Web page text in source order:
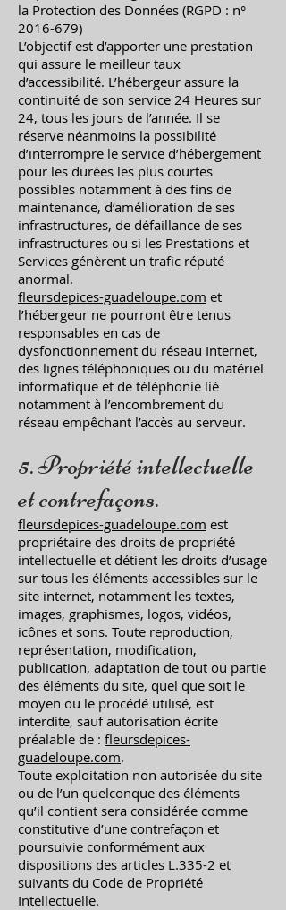
la Protection des Données (RGPD : n°
2016-679)
L’objectif est d’apporter une prestation
qui assure le meilleur taux
d’accessibilité. L’hébergeur assure la
continuité de son service 24 Heures sur
24, tous les jours de l’année. Il se
réserve néanmoins la possibilité
d’interrompre le service d’hébergement
pour les durées les plus courtes
possibles notamment à des fins de
maintenance, d’amélioration de ses
infrastructures, de défaillance de ses
infrastructures ou si les Prestations et
Services génèrent un trafic réputé
anormal.
fleursdepices-guadeloupe.com et
l’hébergeur ne pourront être tenus
responsables en cas de
dysfonctionnement du réseau Internet,
des lignes téléphoniques ou du matériel
informatique et de téléphonie lié
notamment à l’encombrement du
réseau empêchant l’accès au serveur.
5. Propriété intellectuelle
et contrefaçons.
fleursdepices-guadeloupe.com est
propriétaire des droits de propriété
intellectuelle et détient les droits d’usage
sur tous les éléments accessibles sur le
site internet, notamment les textes,
images, graphismes, logos, vidéos,
icônes et sons. Toute reproduction,
représentation, modification,
publication, adaptation de tout ou partie
des éléments du site, quel que soit le
moyen ou le procédé utilisé, est
interdite, sauf autorisation écrite
préalable de : fleursdepices-
guadeloupe.com.
Toute exploitation non autorisée du site
ou de l’un quelconque des éléments
qu’il contient sera considérée comme
constitutive d’une contrefaçon et
poursuivie conformément aux
dispositions des articles L.335-2 et
suivants du Code de Propriété
Intellectuelle.